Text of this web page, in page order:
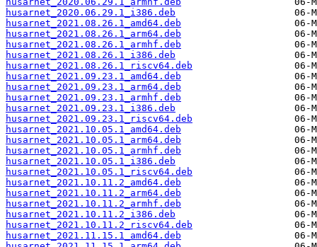
husarnet_2020.06.29.1_i386.deb
husarnet_2021.08.26.1_amd64.deb
husarnet_2021.08.26.1_arm64.deb
husarnet_2021.08.26.1_armhf.deb
husarnet_2021.08.26.1_i386.deb
husarnet_2021.08.26.1_riscv64.deb
husarnet_2021.09.23.1_amd64.deb
husarnet_2021.09.23.1_arm64.deb
husarnet_2021.09.23.1_armhf.deb
husarnet_2021.09.23.1_i386.deb
husarnet_2021.09.23.1_riscv64.deb
husarnet_2021.10.05.1_amd64.deb
husarnet_2021.10.05.1_arm64.deb
husarnet_2021.10.05.1_armhf.deb
husarnet_2021.10.05.1_i386.deb
husarnet_2021.10.05.1_riscv64.deb
husarnet_2021.10.11.2_amd64.deb
husarnet_2021.10.11.2_arm64.deb
husarnet_2021.10.11.2_armhf.deb
husarnet_2021.10.11.2_i386.deb
husarnet_2021.10.11.2_riscv64.deb
husarnet_2021.11.15.1_amd64.deb